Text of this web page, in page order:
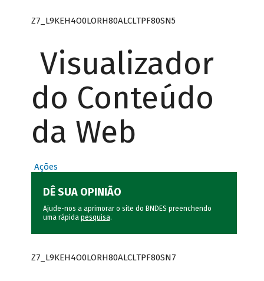
Z7_L9KEH4O0LORH80ALCLTPF80SN5
Visualizador
do Conteúdo
da Web
Ações
DÊ SUA OPINIÃO
Ajude-nos a aprimorar o site do BNDES preenchendo
uma rápida pesquisa.
Z7_L9KEH4O0LORH80ALCLTPF80SN7